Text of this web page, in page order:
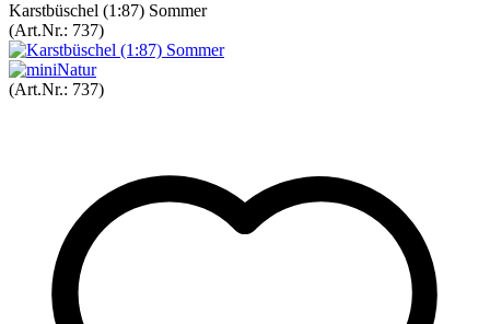
Karstbüschel (1:87) Sommer
(Art.Nr.: 737)
(Art.Nr.: 737)